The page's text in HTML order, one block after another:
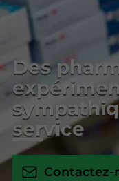
Des
service
Contactez-